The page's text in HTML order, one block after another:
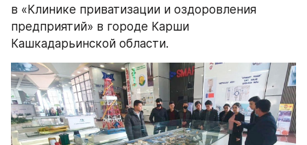
в «Клинике приватизации и оздоровления
предприятий» в городе Карши
Кашкадарьинской области.